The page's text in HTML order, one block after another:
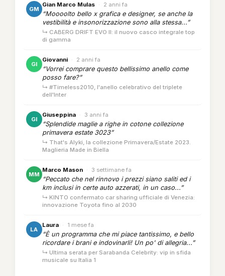
GM
Gian Marco Mulas · 2 anni fa
“Moooolto bello x grafica e designer, se anche la
vestibilità e insonorizzazione sono alla stessa...”
↳ CABERG DRIFT EVO II: il nuovo casco integrale top
di gamma
GI
Giovanni · 2 anni fa
“Vorrei comprare questo bellissimo anello come
posso fare?”
↳ #Timeless2010, l'anello celebrativo del triplete
dell'Inter
GI
Giuseppina · 3 anni fa
“Splendide maglie a righe in cotone collezione
primavera estate 3023”
↳ That's Alyki, la collezione Primavera/Estate 2023.
Maglieria Made in Biella
MM
Marco Mason · 3 settimane fa
“Peccato che nel rinnovo i prezzi siano saliti ed i
km inclusi in certe auto azzerati, in un caso...”
↳ KINTO confermato car sharing ufficiale di Venezia:
innovazione Toyota fino al 2030
LA
Laura · 1 mese fa
“È un programma che mi piace tantissimo, e bello
ricordare i brani e indovinarli! Un po' di allegria...”
↳ Ultima serata per Sarabanda Celebrity: vip in sfida
musicale su Italia 1